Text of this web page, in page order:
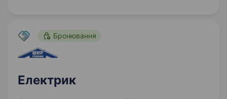
Бронювання
Електрик